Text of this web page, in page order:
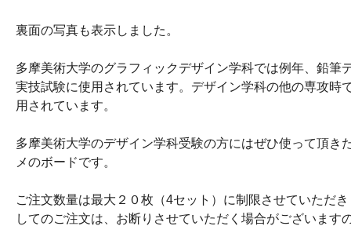
裏面の写真も表示しました。
多摩美術大学のグラフィックデザイン学科では例年、鉛筆
実技試験に使用されています。デザイン学科の他の専攻時
用されています。
多摩美術大学のデザイン学科受験の方にはぜひ使って頂き
メのボードです。
ご注文数量は最大２０枚（4セット）に制限させていただ
してのご注文は、お断りさせていただく場合がございます